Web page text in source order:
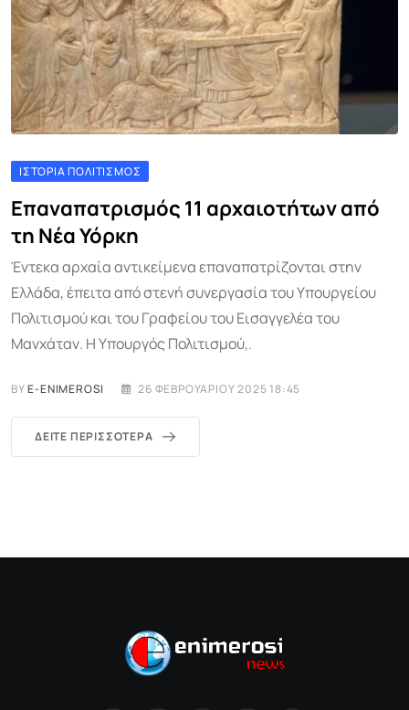
ΙΣΤΟΡΊΑ ΠΟΛΙΤΙΣΜΌΣ
Επαναπατρισμός 11 αρχαιοτήτων από
τη Νέα Υόρκη
Έντεκα αρχαία αντικείμενα επαναπατρίζονται στην
Ελλάδα, έπειτα από στενή συνεργασία του Υπουργείου
Πολιτισμού και του Γραφείου του Εισαγγελέα του
Μανχάταν. Η Υπουργός Πολιτισμού,.
BYE-ENIMEROSI 26 ΦΕΒΡΟΥΑΡΊΟΥ 2025 18:45
ΔΕΊΤΕ ΠΕΡΙΣΣΌΤΕΡΑ